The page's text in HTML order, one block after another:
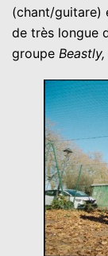
(chant/guitare)
de très longue
groupe Beastly,